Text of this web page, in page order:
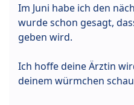
Im Juni habe ich den
wurde schon gesagt,
geben wird.
Ich hoffe deine Ärztin
deinem würmchen